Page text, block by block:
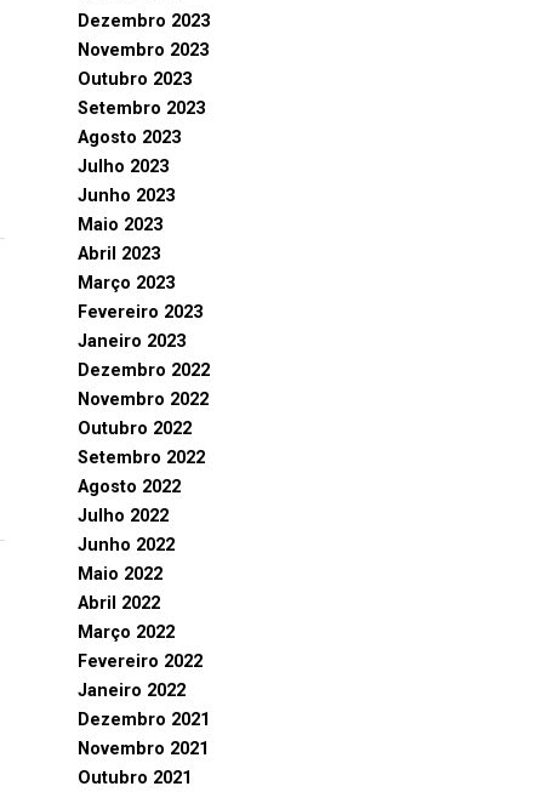
Dezembro 2023
Novembro 2023
Outubro 2023
Setembro 2023
Agosto 2023
Julho 2023
Junho 2023
Maio 2023
Abril 2023
Março 2023
Fevereiro 2023
Janeiro 2023
Dezembro 2022
Novembro 2022
Outubro 2022
Setembro 2022
Agosto 2022
Julho 2022
Junho 2022
Maio 2022
Abril 2022
Março 2022
Fevereiro 2022
Janeiro 2022
Dezembro 2021
Novembro 2021
Outubro 2021